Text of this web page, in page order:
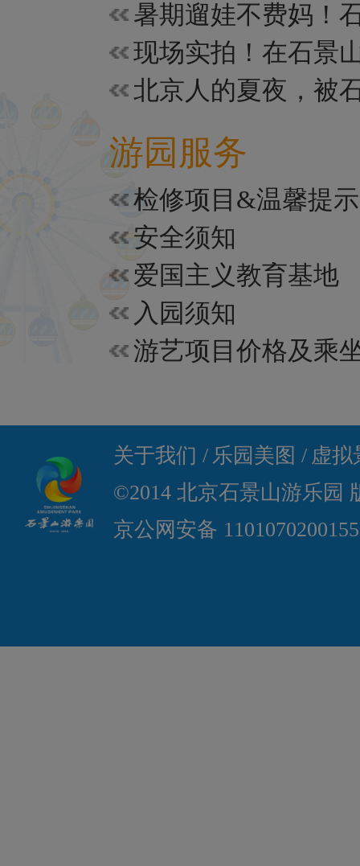
游园服务
检修项目&温馨提示
安全须知
爱国主义教育基地
入园须知
关于我们 / 乐园美图 / 虚拟
©2014 北京石景山游乐园
京公网安备